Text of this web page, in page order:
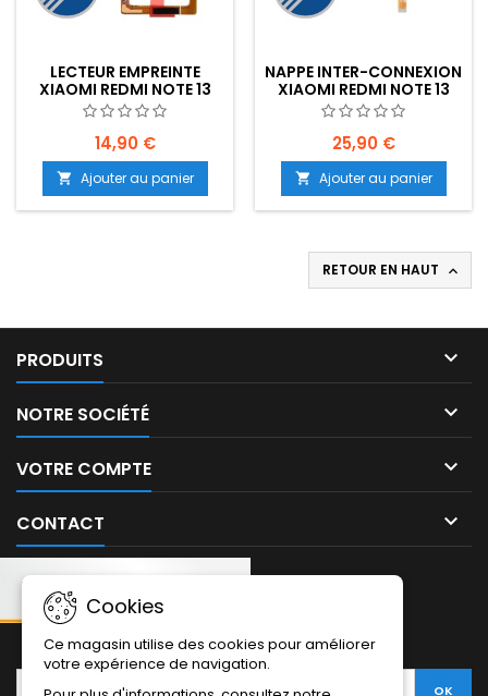
LECTEUR EMPREINTE
XIAOMI REDMI NOTE 13
5G - EMPLACEMENT:
14,90 €
 Ajouter au panier
NAPPE INTER-CONNEXION
XIAOMI REDMI NOTE 13
5G - EMPLACEMENT:
25,90 €
 Ajouter au panier
RETOUR EN HAUT 
PRODUITS 
NOTRE SOCIÉTÉ 
VOTRE COMPTE 
CONTACT 
Cookies
Ce magasin utilise des cookies pour améliorer
votre expérience de navigation.
NEWSLETTER: